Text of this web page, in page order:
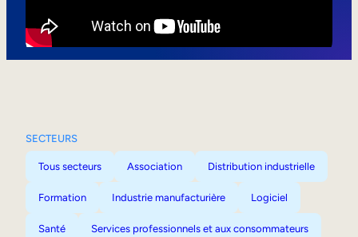
SECTEURS
Tous secteurs Association Distribution industrielle
Formation Industrie manufacturière Logiciel
Santé Services professionnels et aux consommateurs